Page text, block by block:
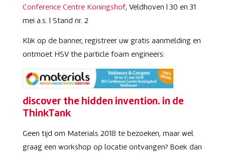
Conference Centre Koningshof, Veldhoven | 30 en 31
mei a.s. | Stand nr. 2
Klik op de banner, registreer uw gratis aanmelding en
ontmoet HSV the particle foam engineers:
discover the hidden invention. in de
ThinkTank
Geen tijd om Materials 2018 te bezoeken, maar wel
graag een workshop op locatie ontvangen? Boek dan